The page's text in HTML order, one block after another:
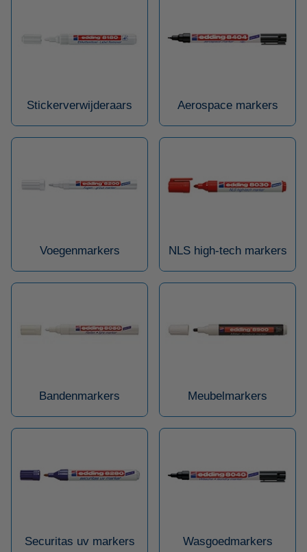
Stickerverwijderaars Aerospace markers
Voegenmarkers NLS high-tech markers
Bandenmarkers Meubelmarkers
Securitas uv markers Wasgoedmarkers